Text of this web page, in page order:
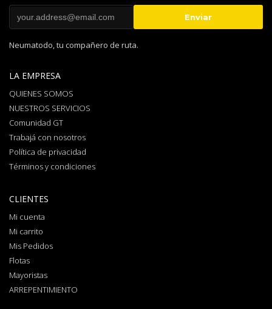
Neumatodo, tu compañero de ruta.
LA EMPRESA
QUIENES SOMOS
NUESTROS SERVICIOS
Comunidad GT
Trabajá con nosotros
Política de privacidad
Términos y condiciones
CLIENTES
Mi cuenta
Mi carrito
Mis Pedidos
Flotas
Mayoristas
ARREPENTIMIENTO